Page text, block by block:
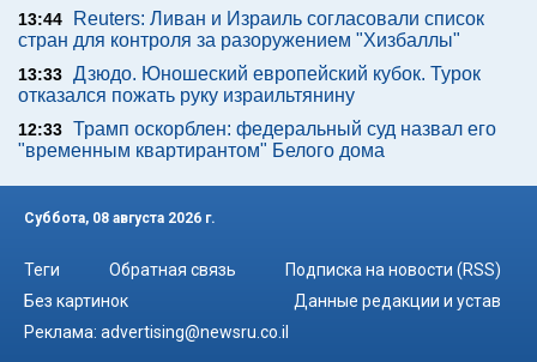
13:44
Reuters: Ливан и Израиль согласовали список
стран для контроля за разоружением "Хизбаллы"
13:33 Дзюдо. Юношеский европейский кубок. Турок
отказался пожать руку израильтянину
12:33 Трамп оскорблен: федеральный суд назвал его
"временным квартирантом" Белого дома
Суббота, 08 августа 2026 г.
Теги Обратная связь
Подписка на новости (RSS)
Без картинок
Данные редакции и устав
Реклама: advertising@newsru.co.il